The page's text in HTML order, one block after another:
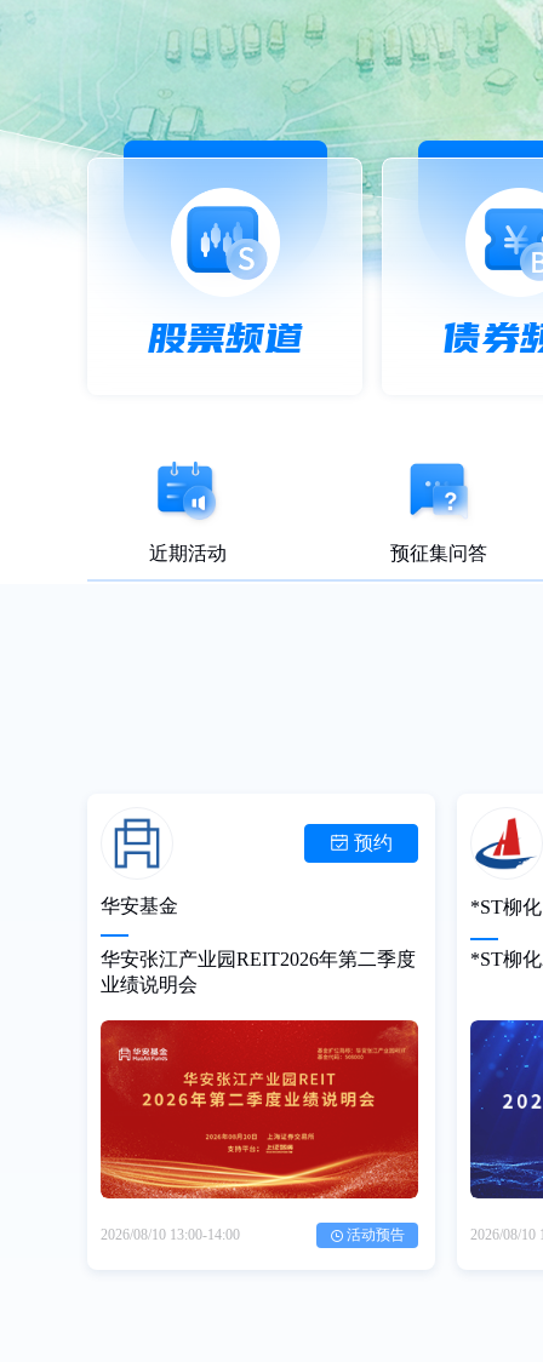
股票频道 债券
近期活动 预征集问答
华安基金
预约
华安张江产业园REIT2026年第二季度
业绩说明会
2026/08/10 13:00-14:00 活动预告
*ST柳化
*ST柳
2026/08/10